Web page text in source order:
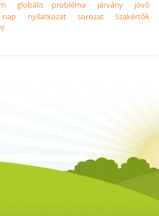
globális probléma járvány
jövő
nap nyilatkozat sorozat
Szakértők